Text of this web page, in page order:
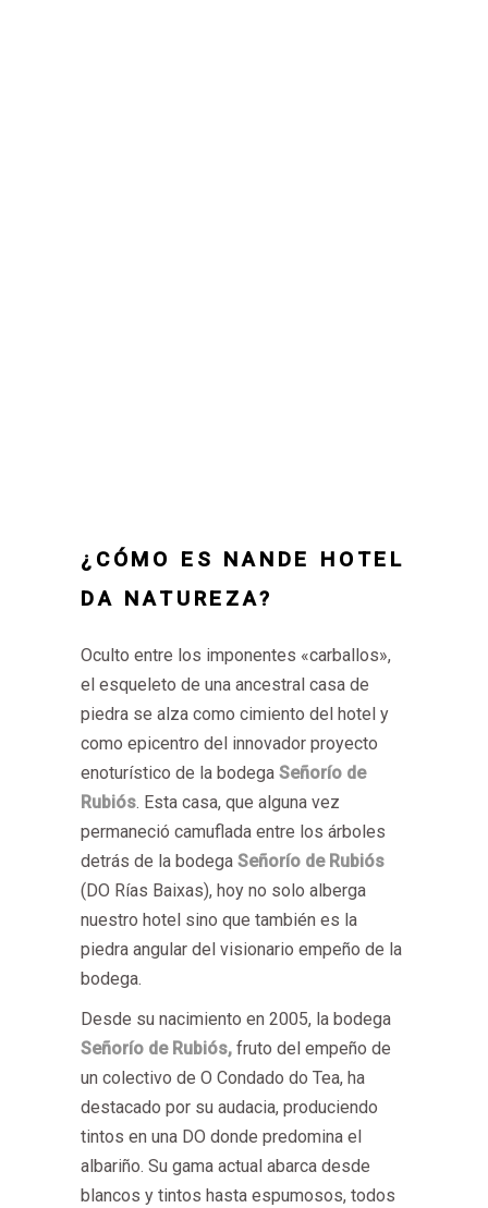
¿CÓMO ES NANDE HOTEL
DA NATUREZA?
Oculto entre los imponentes «carballos»,
el esqueleto de una ancestral casa de
piedra se alza como cimiento del hotel y
como epicentro del innovador proyecto
enoturístico de la bodega Señorío de
Rubiós. Esta casa, que alguna vez
permaneció camuflada entre los árboles
detrás de la bodega Señorío de Rubiós
(DO Rías Baixas), hoy no solo alberga
nuestro hotel sino que también es la
piedra angular del visionario empeño de la
bodega.
Desde su nacimiento en 2005, la bodega
Señorío de Rubiós, fruto del empeño de
un colectivo de O Condado do Tea, ha
destacado por su audacia, produciendo
tintos en una DO donde predomina el
albariño. Su gama actual abarca desde
blancos y tintos hasta espumosos, todos